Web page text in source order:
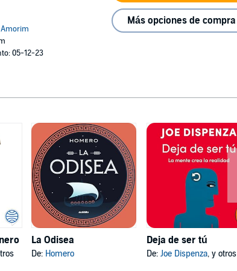
05-12-23
Más opciones de compra
La Odisea
De: Homero
Deja de ser tú
De: Joe Dispenza, y otros